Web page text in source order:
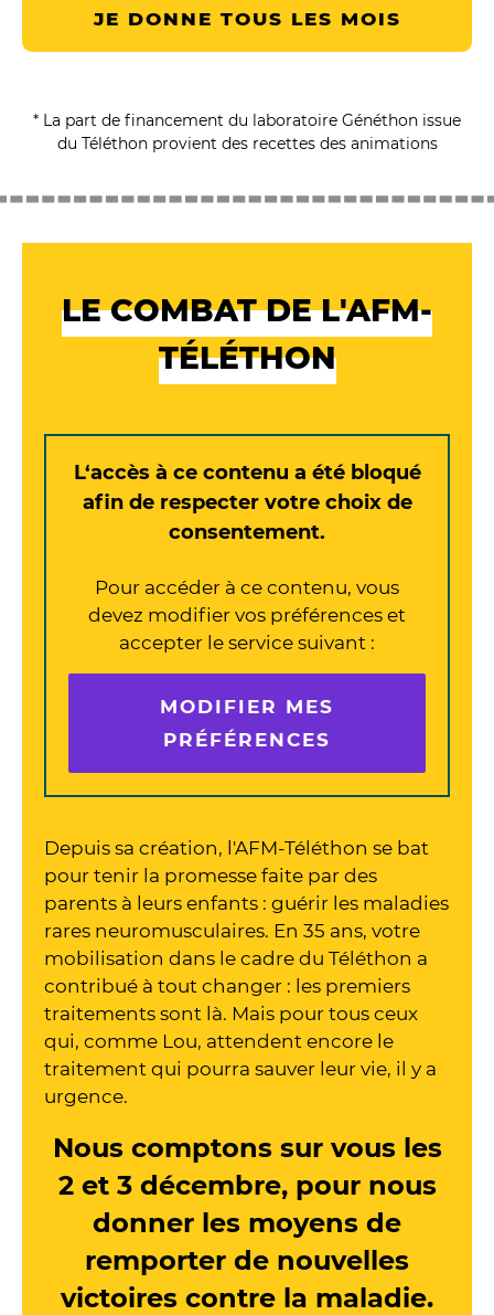
JE DONNE TOUS LES MOIS
* La part de financement du laboratoire Généthon issue
du Téléthon provient des recettes des animations
LE COMBAT DE L'AFM-
TÉLÉTHON
L‘accès à ce contenu a été bloqué
afin de respecter votre choix de
consentement.
Pour accéder à ce contenu, vous
devez modifier vos préférences et
accepter le service suivant :
MODIFIER MES
PRÉFÉRENCES
Depuis sa création, l'AFM-Téléthon se bat
pour tenir la promesse faite par des
parents à leurs enfants : guérir les maladies
rares neuromusculaires. En 35 ans, votre
mobilisation dans le cadre du Téléthon a
contribué à tout changer : les premiers
traitements sont là. Mais pour tous ceux
qui, comme Lou, attendent encore le
traitement qui pourra sauver leur vie, il y a
urgence.
Nous comptons sur vous les
2 et 3 décembre, pour nous
donner les moyens de
remporter de nouvelles
victoires contre la maladie.